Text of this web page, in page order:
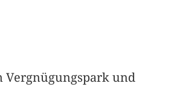
Vergnügungspark und